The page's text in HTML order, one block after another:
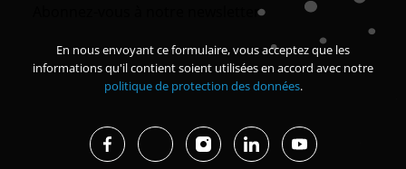
Abonnez-vous à notre newsletter
En nous envoyant ce formulaire, vous acceptez que les
informations qu'il contient soient utilisées en accord avec notre
politique de protection des données.